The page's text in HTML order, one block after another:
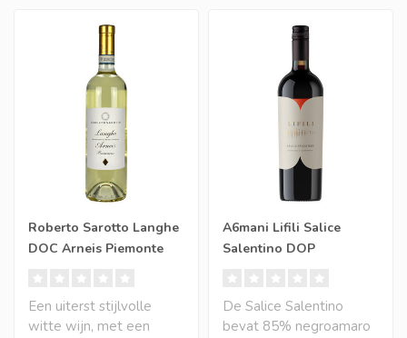
Roberto Sarotto Langhe
DOC Arneis Piemonte
Een uiterst stijlvolle
witte wijn, met een
A6mani Lifili Salice
Salentino DOP
De Salice Salentino
bevat 85% negroamaro